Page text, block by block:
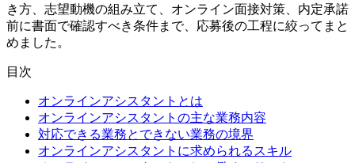
き方、志望動機の組み立て、オンライン面接対策、内定承諾
前に書面で確認すべき条件まで、応募後の工程に絞ってまと
めました。
目次
オンラインアシスタントとは
オンラインアシスタントの主な業務内容
対応できる業務とできない業務の境界
オンラインアシスタントに求められるスキル